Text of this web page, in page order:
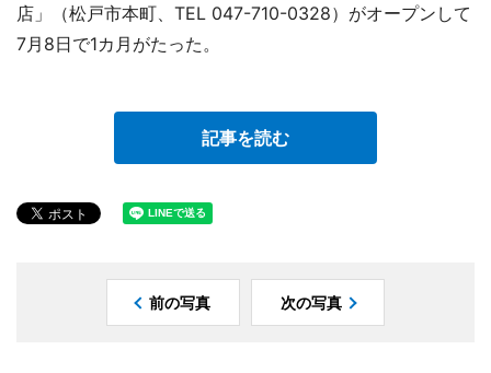
店」（松戸市本町、TEL 047-710-0328）がオープンして
7月8日で1カ月がたった。
記事を読む
前の写真 次の写真